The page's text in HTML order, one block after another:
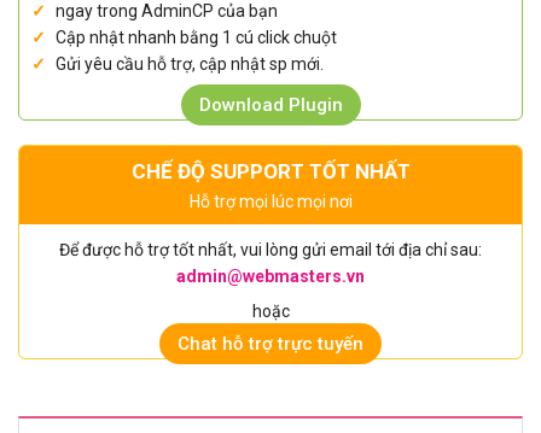
ngay trong AdminCP của bạn
Cập nhật nhanh bằng 1 cú click chuột
Gửi yêu cầu hỗ trợ, cập nhật sp mới.
Download Plugin
CHẾ ĐỘ SUPPORT TỐT NHẤT
Hỗ trợ mọi lúc mọi nơi
Để được hỗ trợ tốt nhất, vui lòng gửi email tới địa chỉ sau:
admin@webmasters.vn
hoặc
Chat hỗ trợ trực tuyến